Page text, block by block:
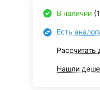
В наличии
Есть
Рассчитать
Нашли